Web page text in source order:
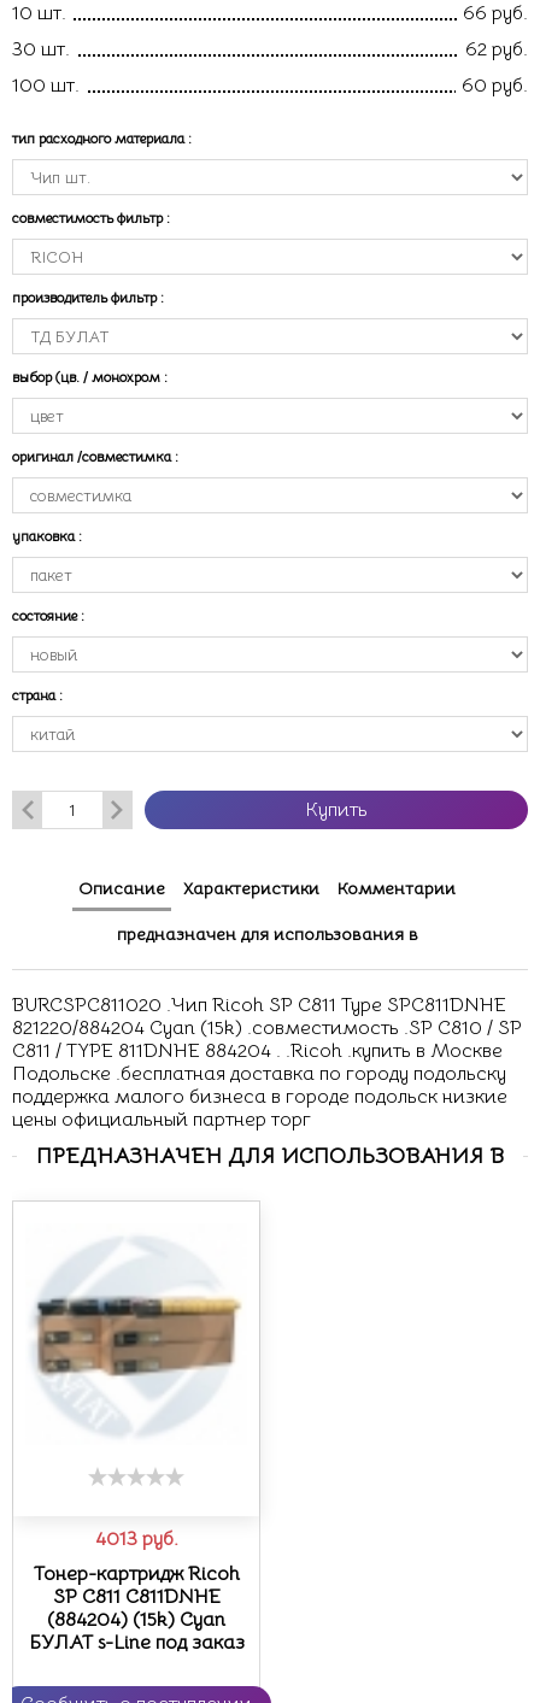
10 шт.
66 руб.
30 шт.
62 руб.
100 шт.
60 руб.
тип расходного материала :
совместимость фильтр :
производитель фильтр :
выбор (цв. / монохром :
оригинал /совместимка :
упаковка :
состояние :
страна :
Купить
Описание Характеристики Комментарии
предназначен для использования в
BURCSPC811020 .Чип Ricoh SP C811 Type SPC811DNHE
821220/884204 Cyan (15k) .совместимость .SP C810 / SP
C811 / TYPE 811DNHE 884204 . .Ricoh .купить в Москве
Подольске .бесплатная доставка по городу подольску
поддержка малого бизнеса в городе подольск низкие
цены официальный партнер торг
ПРЕДНАЗНАЧЕН ДЛЯ ИСПОЛЬЗОВАНИЯ В
4013 руб.
Тонер-картридж Ricoh
SP C811 C811DNHE
(884204) (15k) Cyan
БУЛАТ s-Line под заказ